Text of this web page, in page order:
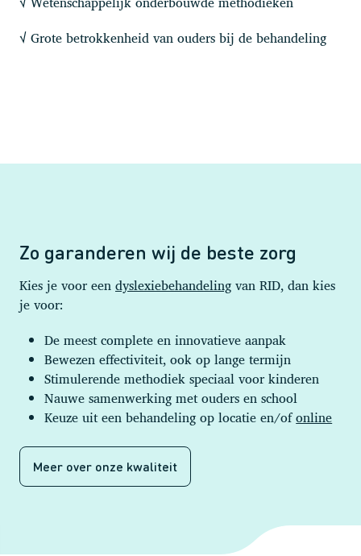
√ Grote betrokkenheid van ouders bij de behandeling
Zo garanderen wij de beste zorg
Kies je voor eendyslexiebehandelingvan RID, dan kies
je voor:
De meest complete en innovatieve aanpak
Bewezen effectiviteit, ook op lange termijn
Stimulerende methodiek speciaal voor kinderen
Nauwe samenwerking met ouders en school
Keuze uit een behandeling op locatie en/ofonline
Meer over onze kwaliteit